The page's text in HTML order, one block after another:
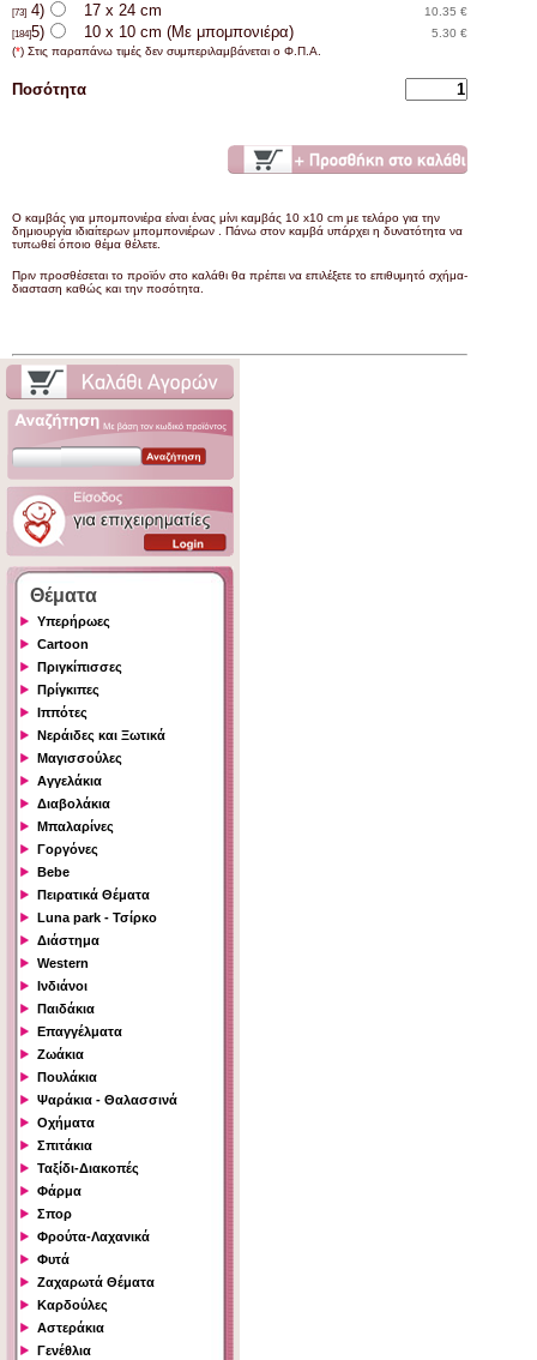
[73] 4) 17 x 24 cm 10.35 €
[184]5) 10 x 10 cm (Με μπομπονιέρα)
5.30 €
(*) Στις παραπάνω τιμές δεν συμπεριλαμβάνεται ο Φ.Π.Α.
Ποσότητα
Ο καμβάς για μπομπονιέρα είναι ένας μίνι καμβάς 10 x10 cm με τελάρο για την
δημιουργία ιδιαίτερων μπομπονιέρων . Πάνω στον καμβά υπάρχει η δυνατότητα να
τυπωθεί όποιο θέμα θέλετε.
Πριν προσθέσεται το προϊόν στο καλάθι θα πρέπει να επιλέξετε το επιθυμητό σχήμα-
διασταση καθώς και την ποσότητα.
Θέματα
Υπερήρωες
Cartoon
Πριγκίπισσες
Πρίγκιπες
Ιππότες
Νεράιδες και Ξωτικά
Μαγισσούλες
Αγγελάκια
Διαβολάκια
Μπαλαρίνες
Γοργόνες
Bebe
Πειρατικά Θέματα
Luna park - Τσίρκο
Διάστημα
Western
Ινδιάνοι
Παιδάκια
Επαγγέλματα
Ζωάκια
Πουλάκια
Ψαράκια - Θαλασσινά
Οχήματα
Σπιτάκια
Ταξίδι-Διακοπές
Φάρμα
Σπορ
Φρούτα-Λαχανικά
Φυτά
Ζαχαρωτά Θέματα
Καρδούλες
Αστεράκια
Γενέθλια